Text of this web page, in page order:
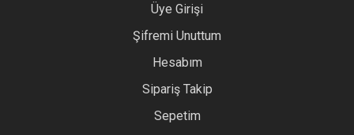
Üye Girişi
Şifremi Unuttum
Hesabım
Sipariş Takip
Sepetim